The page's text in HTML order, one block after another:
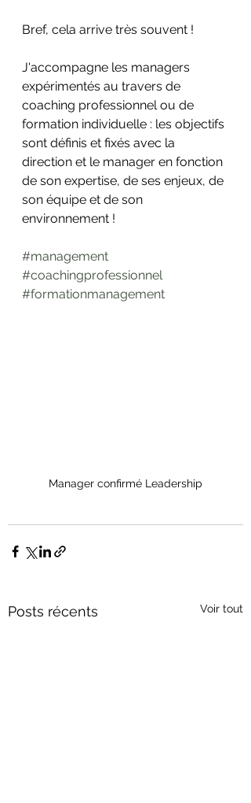
Bref, cela arrive très souvent !
J'accompagne les managers
expérimentés au travers de
coaching professionnel ou de
formation individuelle : les objectifs
sont définis et fixés avec la
direction et le manager en fonction
de son expertise, de ses enjeux, de
son équipe et de son
environnement !
#management
#coachingprofessionnel
#formationmanagement
Manager confirmé Leadership
Posts récents Voir tout